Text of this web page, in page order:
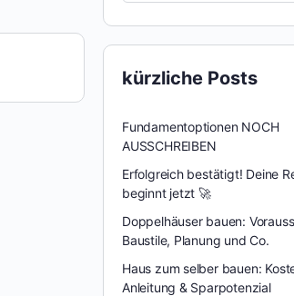
kürzliche Posts
Fundamentoptionen NOCH
AUSSCHREIBEN
Erfolgreich bestätigt! Deine
beginnt jetzt 🚀
Doppelhäuser bauen:
Baustile, Planung und Co.
Haus zum selber bauen:
Anleitung & Sparpotenzial